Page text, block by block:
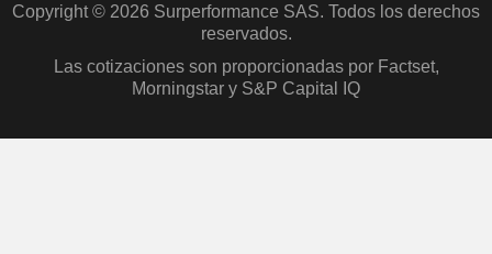
Copyright © 2026 Surperformance SAS. Todos los derechos
reservados.
Las cotizaciones son proporcionadas por Factset,
Morningstar y S&P Capital IQ